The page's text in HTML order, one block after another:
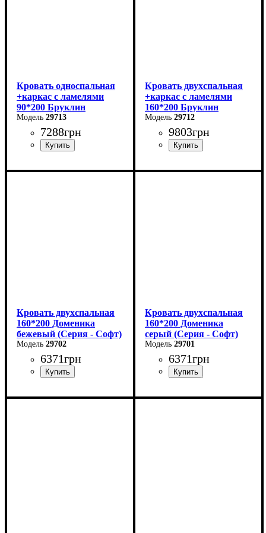
Кровать односпальная
+каркас с ламелями
90*200 Бруклин
29713
7288грн
Ширина: 99 см
Кровать двухспальная
+каркас с ламелями
160*200 Бруклин
29712
9803грн
Ширина: 169 см
Кровать двухспальная
160*200 Доменика
бежевый (Серия - Софт)
29702
6371грн
Кровать двухспальная
160*200 Доменика
серый (Серия - Софт)
29701
6371грн